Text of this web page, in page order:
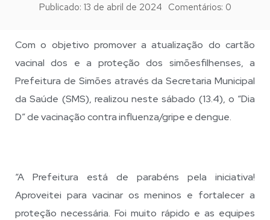
Publicado: 13 de abril de 2024 Comentários: 0
Com o objetivo promover a atualização do cartão
vacinal dos e a proteção dos simõesfilhenses, a
Prefeitura de Simões através da Secretaria Municipal
da Saúde (SMS), realizou neste sábado (13.4), o “Dia
D” de vacinação contra influenza/gripe e dengue.
“A Prefeitura está de parabéns pela iniciativa!
Aproveitei para vacinar os meninos e fortalecer a
proteção necessária. Foi muito rápido e as equipes